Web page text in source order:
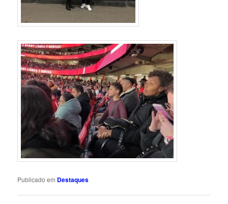
Publicado em Destaques